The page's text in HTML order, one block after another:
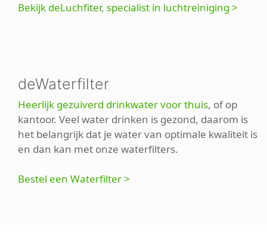
Bekijk deLuchfiter, specialist in luchtreiniging >
deWaterfilter
Heerlijk gezuiverd drinkwater voor thuis, of op
kantoor. Veel water drinken is gezond, daarom is
het belangrijk dat je water van optimale kwaliteit is
en dan kan met onze waterfilters.
Bestel een Waterfilter >